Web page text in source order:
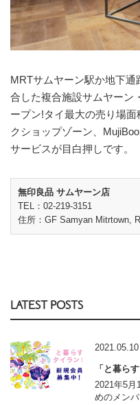
MRTサムヤーン駅か地下
合した複合施設サムヤーン
ープン!タイ最大の売り場
クショップゾーン、
サービスが目白押しです。
無印良品 サムヤーン店
TEL：02-219-3151
住所：GF Samyan Mitrtown,
LATEST POSTS
2021.05.10
「と暮ら
2021年5月
めのメン